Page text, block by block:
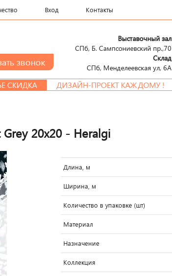
Вход Контакты
Выставочный зал
СПб, Б. Сампсониевский пр.,70
Склад
СПб, Менделеевcкая ул, 6А
ДИЗАЙН-ПРОЕКТ КАЖДОМУ !
Grey 20x20 - Heralgi
Длина, м
Ширина, м
Количество в упаковке (шт)
Материал
Назначение
Коллекция